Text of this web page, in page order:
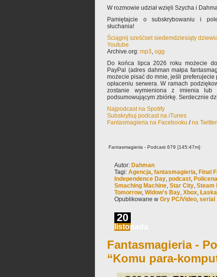
W rozmowie udział wzięli Szycha i
Pamiętajcie o subskrybowaniu i
słuchania!
Ściągnij sześćset siedemdziesiąty
Youtube
Archive.org: mp3, ogg
Do końca lipca 2026 roku możecie
PayPal (adres dahman małpa
możecie pisać do mnie, jeśli
opłaceniu serwera. W ramach
zostanie wymieniona z imienia lub
podsumowującym zbiórkę. Serdecznie
Najpodcast na Spotify
Subskrybuj podcast na iTunes
Fantasmagieria na Facebooku /na
Fantasmagieria - Podcast 679 [145:47m]:
Autor: Dahman
Tagi: Agencja, fantasmagieria, Final
Independence Day, podcast,
Smaching Machine, Star City, Steam
Tomorrow, Widow's Bay, Xbox, Łaska
Opublikowane w Gry PC/Video, serial
20
listopada
Fantasmagieria -
“Komu para-